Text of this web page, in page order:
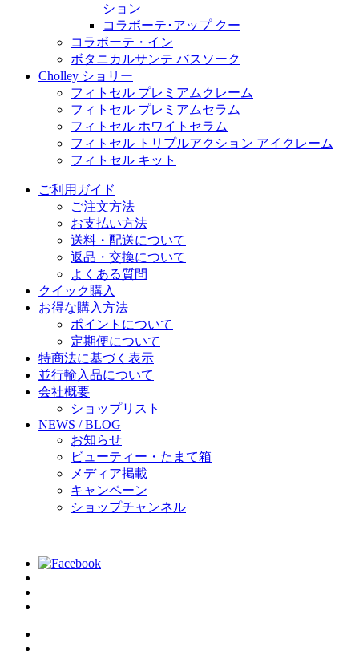
ション
コラボーテ･アップ クー
コラボーテ・イン
ボタニカルサンテ バスソーク
Cholley ショリー
フィトセル プレミアムクレーム
フィトセル プレミアムセラム
フィトセル ホワイトセラム
フィトセル トリプルアクション アイクレーム
フィトセル キット
ご利用ガイド
ご注文方法
お支払い方法
送料・配送について
返品・交換について
よくある質問
クイック購入
お得な購入方法
ポイントについて
定期便について
特商法に基づく表示
並行輸入品について
会社概要
ショップリスト
NEWS / BLOG
お知らせ
ビューティー・たまて箱
メディア掲載
キャンペーン
ショップチャンネル